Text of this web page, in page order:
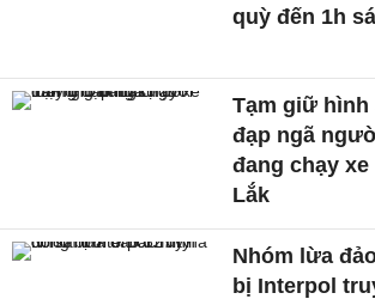
quỳ đến 1h
Tạm giữ
đạp ngã
đang chạy
Lắk
Nhóm lừa
bị Interpol